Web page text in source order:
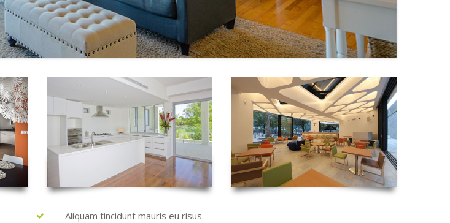
Aliquam tincidunt mauris eu risus.